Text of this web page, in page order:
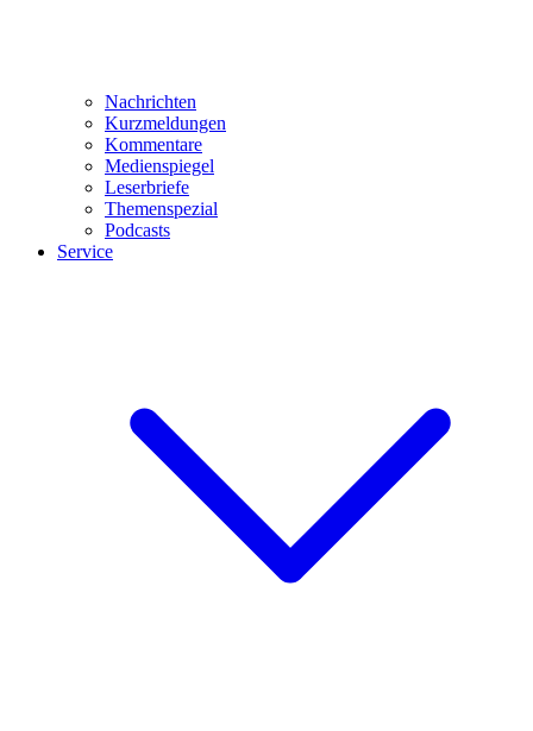
Nachrichten
Kurzmeldungen
Kommentare
Medienspiegel
Leserbriefe
Themenspezial
Podcasts
Service